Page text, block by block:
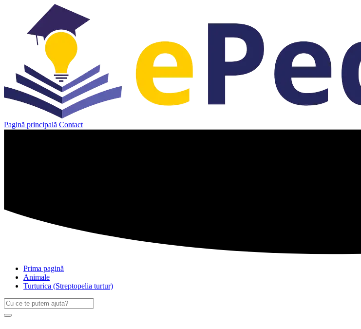
Pagină principală Contact
Prima pagină
Animale
Turturica (Streptopelia turtur)
Caută
după:
Search